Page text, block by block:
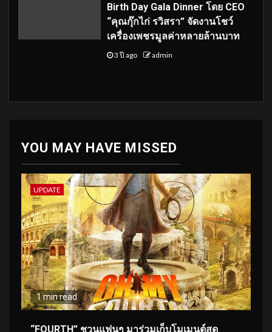
Birth Day Gala Dinner โดย CEO
“คุณกุ๊กไก่ รวิสรา” จัดงานโชว์
เครื่องเพชรมูลค่าหลายล้านบาท
3 ปี ago admin
YOU MAY HAVE MISSED
UPDATE
1 min read
“FOURTH” ชวนแฟนๆ มาร่วมเก็บโมเมนต์สุด